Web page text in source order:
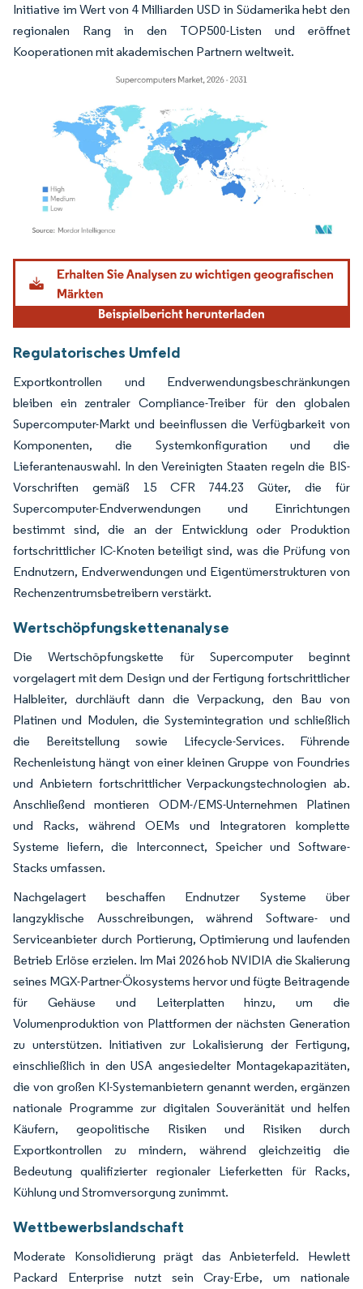
Initiative im Wert von 4 Milliarden USD in Südamerika hebt den
regionalen Rang in den TOP500-Listen und eröffnet
Kooperationen mit akademischen Partnern weltweit.
Bild © Mordor Intelligence. Wiederverwendung erfordert Namensnennung gemäß
Regulatorisches Umfeld
Exportkontrollen und Endverwendungsbeschränkungen
bleiben ein zentraler Compliance-Treiber für den globalen
Supercomputer-Markt und beeinflussen die Verfügbarkeit von
Komponenten, die Systemkonfiguration und die
Lieferantenauswahl. In den Vereinigten Staaten regeln die BIS-
Vorschriften gemäß 15 CFR 744.23 Güter, die für
Supercomputer-Endverwendungen und Einrichtungen
bestimmt sind, die an der Entwicklung oder Produktion
fortschrittlicher IC-Knoten beteiligt sind, was die Prüfung von
Endnutzern, Endverwendungen und Eigentümerstrukturen von
Rechenzentrumsbetreibern verstärkt.
Wertschöpfungskettenanalyse
Die Wertschöpfungskette für Supercomputer beginnt
vorgelagert mit dem Design und der Fertigung fortschrittlicher
Halbleiter, durchläuft dann die Verpackung, den Bau von
Platinen und Modulen, die Systemintegration und schließlich
die Bereitstellung sowie Lifecycle-Services. Führende
Rechenleistung hängt von einer kleinen Gruppe von Foundries
und Anbietern fortschrittlicher Verpackungstechnologien ab.
Anschließend montieren ODM-/EMS-Unternehmen Platinen
und Racks, während OEMs und Integratoren komplette
Systeme liefern, die Interconnect, Speicher und Software-
Stacks umfassen.
Nachgelagert beschaffen Endnutzer Systeme über
langzyklische Ausschreibungen, während Software- und
Serviceanbieter durch Portierung, Optimierung und laufenden
Betrieb Erlöse erzielen. Im Mai 2026 hob NVIDIA die Skalierung
seines MGX-Partner-Ökosystems hervor und fügte Beitragende
für Gehäuse und Leiterplatten hinzu, um die
Volumenproduktion von Plattformen der nächsten Generation
zu unterstützen. Initiativen zur Lokalisierung der Fertigung,
einschließlich in den USA angesiedelter Montagekapazitäten,
die von großen KI-Systemanbietern genannt werden, ergänzen
nationale Programme zur digitalen Souveränität und helfen
Käufern, geopolitische Risiken und Risiken durch
Exportkontrollen zu mindern, während gleichzeitig die
Bedeutung qualifizierter regionaler Lieferketten für Racks,
Kühlung und Stromversorgung zunimmt.
Wettbewerbslandschaft
Moderate Konsolidierung prägt das Anbieterfeld. Hewlett
Packard Enterprise nutzt sein Cray-Erbe, um nationale